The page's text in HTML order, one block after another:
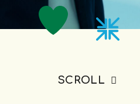
SCROLL